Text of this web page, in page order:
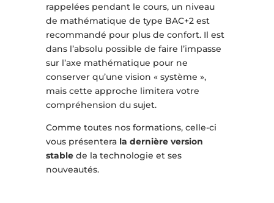
rappelées pendant le cours, un niveau
de mathématique de type BAC+2 est
recommandé pour plus de confort. Il est
dans l’absolu possible de faire l’impasse
sur l’axe mathématique pour ne
conserver qu’une vision « système »,
mais cette approche limitera votre
compréhension du sujet.
Comme toutes nos formations, celle-ci
vous présentera la dernière version
stablede la technologie et ses
nouveautés.